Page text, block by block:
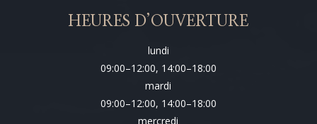
HEURES D’OUVERTURE
lundi
09:00–12:00, 14:00–18:00
mardi
09:00–12:00, 14:00–18:00
mercredi